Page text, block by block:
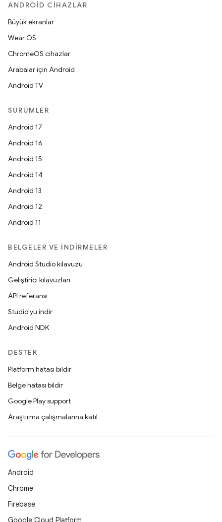
ANDROID CIHAZLAR
Büyük ekranlar
Wear OS
ChromeOS cihazlar
Arabalar için Android
Android TV
SÜRÜMLER
Android 17
Android 16
Android 15
Android 14
Android 13
Android 12
Android 11
BELGELER VE İNDIRMELER
Android Studio kılavuzu
Geliştirici kılavuzları
API referansı
Studio'yu indir
Android NDK
DESTEK
Platform hatası bildir
Belge hatası bildir
Google Play support
Araştırma çalışmalarına katıl
Android
Chrome
Firebase
Google Cloud Platform